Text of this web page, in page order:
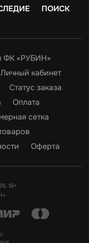
ПОИСК
ФК «РУБИН»
Личный кабинет
Статус заказа
Оплата
сетка
Оферта
18+